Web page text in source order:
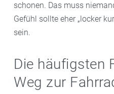
schonen. Das muss
Gefühl sollte eher „locker
sein.
Die häufigsten
Weg zur